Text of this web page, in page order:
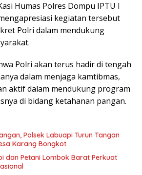
Humas Polres Dompu IPTU I
kegiatan tersebut
Polri dalam mendukung
Polri akan terus hadir di tengah
dalam menjaga kamtibmas,
aktif dalam mendukung program
di bidang ketahanan pangan.
Polsek Labuapi Turun Tangan
Karang Bongkot
dan Petani Lombok Barat Perkuat